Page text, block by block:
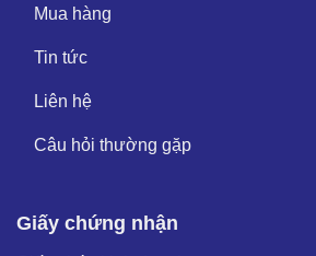
Mua hàng
Tin tức
Liên hệ
Câu hỏi thường gặp
Giấy chứng nhận